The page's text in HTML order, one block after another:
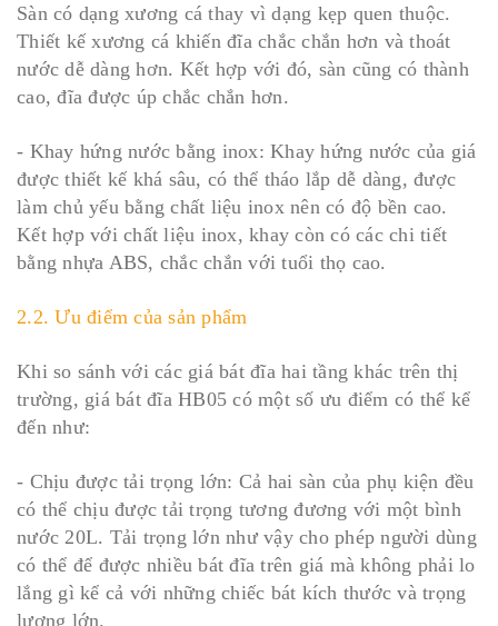
Sàn có dạng xương cá thay vì dạng kẹp quen thuộc.
Thiết kế xương cá khiến đĩa chắc chắn hơn và thoát
nước dễ dàng hơn. Kết hợp với đó, sàn cũng có thành
cao, đĩa được úp chắc chắn hơn.
- Khay hứng nước bằng inox: Khay hứng nước của giá
được thiết kế khá sâu, có thể tháo lắp dễ dàng, được
làm chủ yếu bằng chất liệu inox nên có độ bền cao.
Kết hợp với chất liệu inox, khay còn có các chi tiết
bằng nhựa ABS, chắc chắn với tuổi thọ cao.
2.2. Ưu điểm của sản phẩm
Khi so sánh với các giá bát đĩa hai tầng khác trên thị
trường, giá bát đĩa HB05 có một số ưu điểm có thể kể
đến như:
- Chịu được tải trọng lớn: Cả hai sàn của phụ kiện đều
có thể chịu được tải trọng tương đương với một bình
nước 20L. Tải trọng lớn như vậy cho phép người dùng
có thể để được nhiều bát đĩa trên giá mà không phải lo
lắng gì kể cả với những chiếc bát kích thước và trọng
lượng lớn.